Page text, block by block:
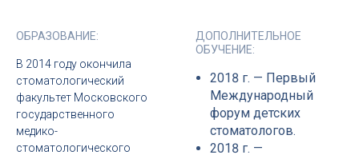
ОБРАЗОВАНИЕ:
В 2014 году окончила
стоматологический
факультет Московского
государственного
медико-
стоматологического
ДОПОЛНИТЕЛЬНОЕ
ОБУЧЕНИЕ:
2018 г. — Первый
Международный
форум детских
стоматологов.
2018 г. —